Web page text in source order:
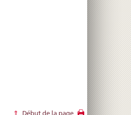
Début de la page